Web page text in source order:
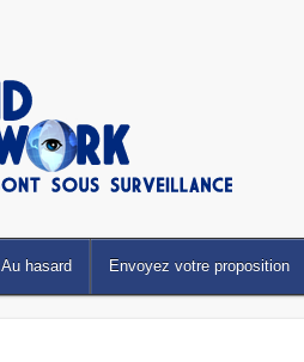
Au hasard Envoyez votre proposition